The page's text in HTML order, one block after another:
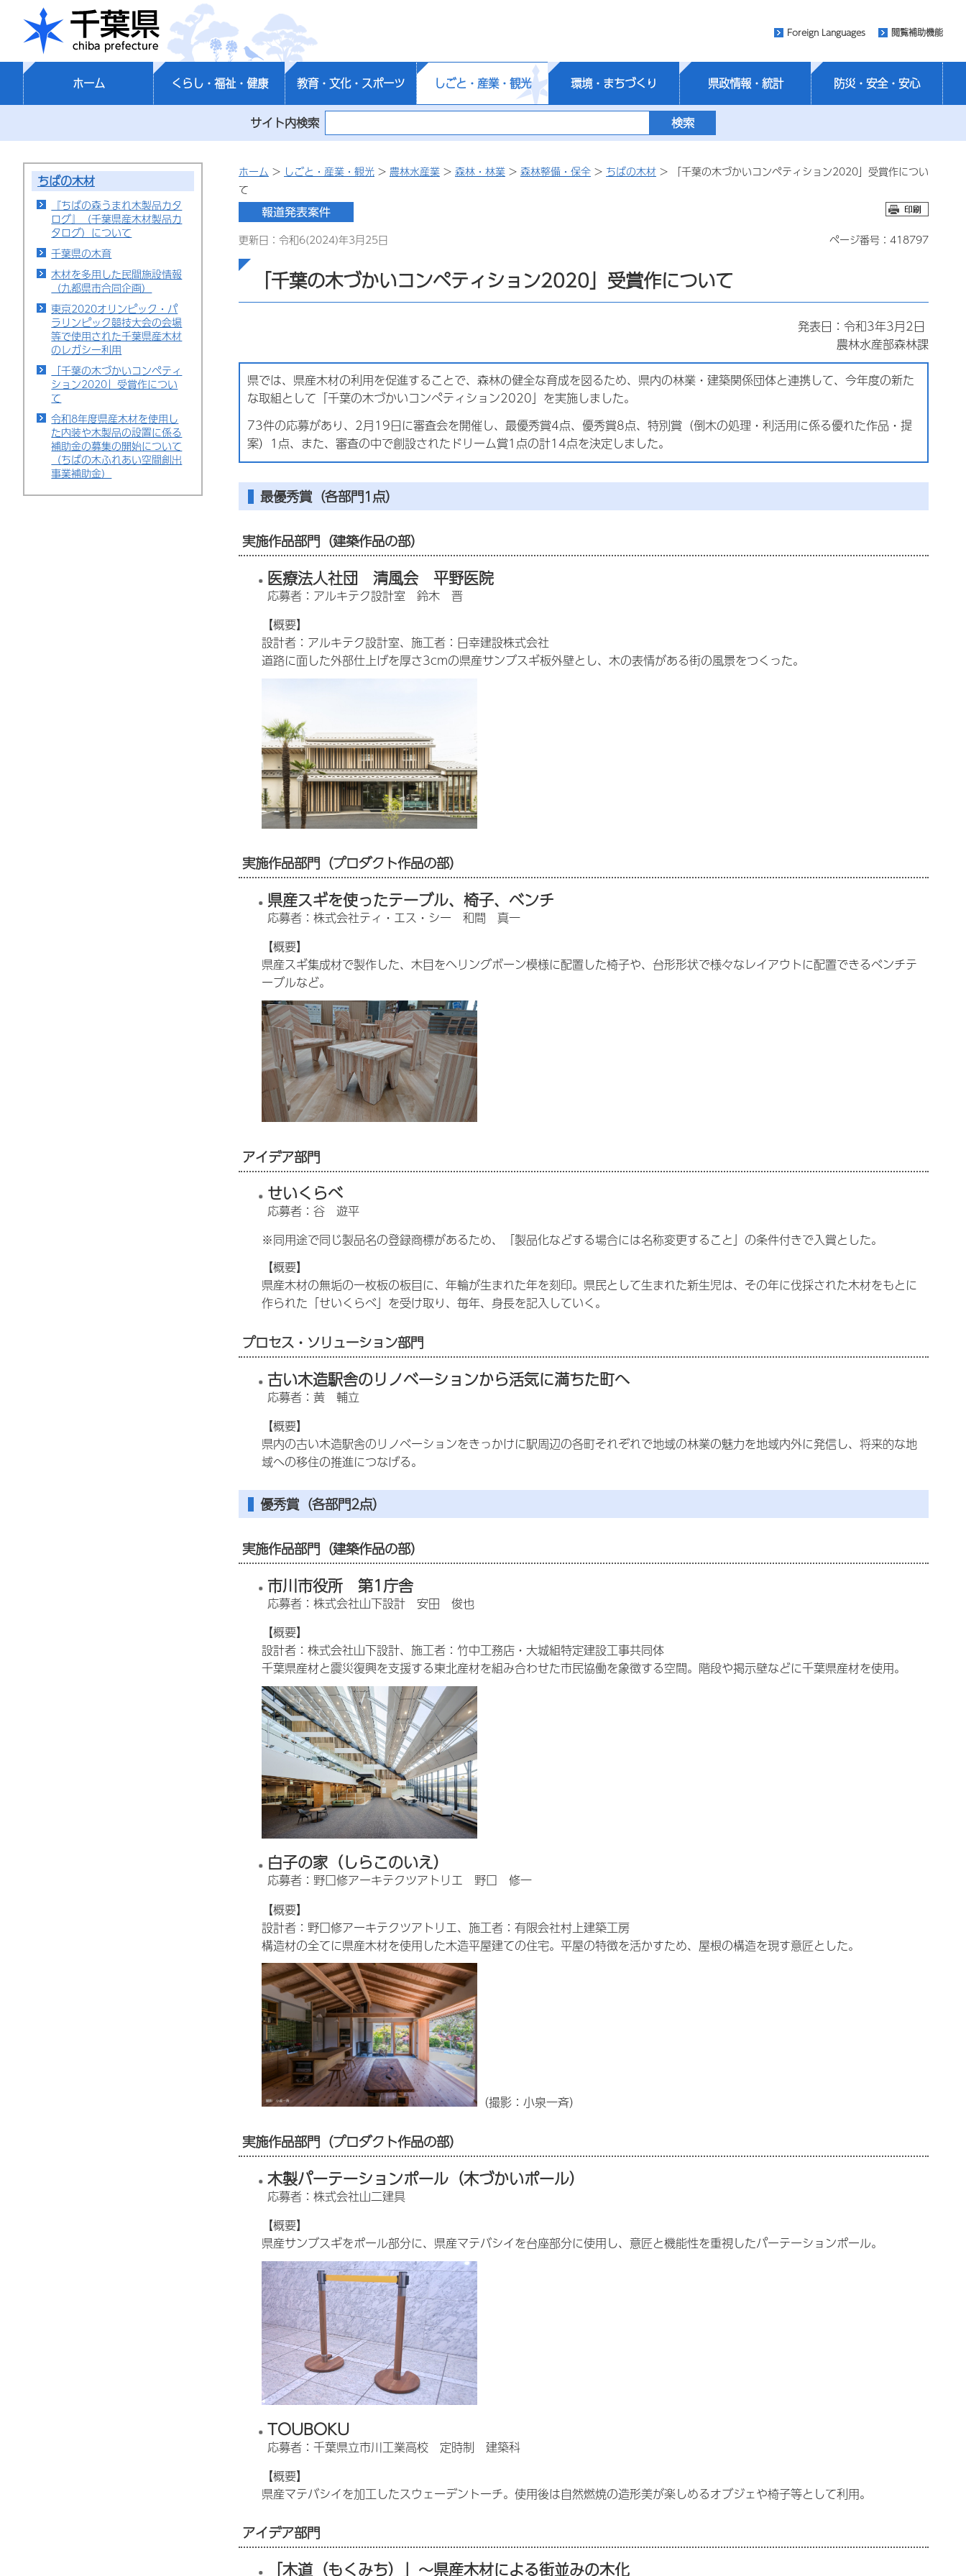
千葉県
Foreign Languages 閲覧補助機能
ホーム くらし・福祉・健康 教育・文化・スポーツ しごと・産業・観光 環境・まちづくり 県政情報・統計 防災・安全・安心
サイト内検索
ちばの木材
『ちばの森うまれ木製品カタ
ログ』（千葉県産木材製品カ
タログ）について
千葉県の木育
木材を多用した民間施設情報
（九都県市合同企画）
東京2020オリンピック・パ
ラリンピック競技大会の会場
等で使用された千葉県産木材
のレガシー利用
「千葉の木づかいコンペティ
ション2020」受賞作につい
て
令和8年度県産木材を使用し
た内装や木製品の設置に係る
補助金の募集の開始について
（ちばの木ふれあい空間創出
事業補助金）
ホーム > しごと・産業・観光 > 農林水産業 > 森林・林業 > 森林整備・保全 > ちばの木材 > 「千葉の木づかいコンペティション2020」受賞作につい
て
更新日：令和6(2024)年3月25日 ページ番号：418797
「千葉の木づかいコンペティション2020」受賞作について
発表日：令和3年3月2日
農林水産部森林課
県では、県産木材の利用を促進することで、森林の健全な育成を図るため、県内の林業・建築関係団体と連携して、今年度の新た
な取組として「千葉の木づかいコンペティション2020」を実施しました。
73件の応募があり、2月19日に審査会を開催し、最優秀賞4点、優秀賞8点、特別賞（倒木の処理・利活用に係る優れた作品・提
案）1点、また、審査の中で創設されたドリーム賞1点の計14点を決定しました。
最優秀賞（各部門1点）
実施作品部門（建築作品の部）
医療法人社団 清風会 平野医院
応募者：アルキテク設計室 鈴木 晋
【概要】
設計者：アルキテク設計室、施工者：日幸建設株式会社
道路に面した外部仕上げを厚さ3cmの県産サンブスギ板外壁とし、木の表情がある街の風景をつくった。
実施作品部門（プロダクト作品の部）
県産スギを使ったテーブル、椅子、ベンチ
応募者：株式会社ティ・エス・シー 和間 真一
【概要】
県産スギ集成材で製作した、木目をヘリングボーン模様に配置した椅子や、台形形状で様々なレイアウトに配置できるベンチテ
ーブルなど。
アイデア部門
せいくらべ
応募者：谷 遊平
※同用途で同じ製品名の登録商標があるため、「製品化などする場合には名称変更すること」の条件付きで入賞とした。
【概要】
県産木材の無垢の一枚板の板目に、年輪が生まれた年を刻印。県民として生まれた新生児は、その年に伐採された木材をもとに
作られた「せいくらべ」を受け取り、毎年、身長を記入していく。
プロセス・ソリューション部門
古い木造駅舎のリノベーションから活気に満ちた町へ
応募者：黄 輔立
【概要】
県内の古い木造駅舎のリノベーションをきっかけに駅周辺の各町それぞれで地域の林業の魅力を地域内外に発信し、将来的な地
域への移住の推進につなげる。
優秀賞（各部門2点）
実施作品部門（建築作品の部）
市川市役所 第1庁舎
応募者：株式会社山下設計 安田 俊也
【概要】
設計者：株式会社山下設計、施工者：竹中工務店・大城組特定建設工事共同体
千葉県産材と震災復興を支援する東北産材を組み合わせた市民協働を象徴する空間。階段や掲示壁などに千葉県産材を使用。
白子の家（しらこのいえ）
応募者：野口修アーキテクツアトリエ 野口 修一
【概要】
設計者：野口修アーキテクツアトリエ、施工者：有限会社村上建築工房
構造材の全てに県産木材を使用した木造平屋建ての住宅。平屋の特徴を活かすため、屋根の構造を現す意匠とした。
（撮影：小泉一斉）
実施作品部門（プロダクト作品の部）
木製パーテーションポール（木づかいポール）
応募者：株式会社山二建具
【概要】
県産サンブスギをポール部分に、県産マテバシイを台座部分に使用し、意匠と機能性を重視したパーテーションポール。
TOUBOKU
応募者：千葉県立市川工業高校 定時制 建築科
【概要】
県産マテバシイを加工したスウェーデントーチ。使用後は自然燃焼の造形美が楽しめるオブジェや椅子等として利用。
アイデア部門
「木道（もくみち）」～県産木材による街並みの木化